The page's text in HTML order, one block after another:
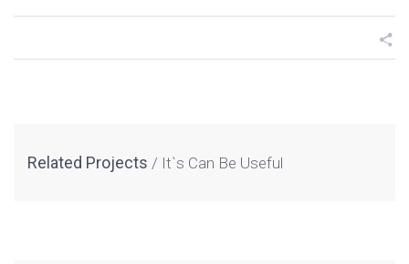
Related Projects It`s Can Be Useful